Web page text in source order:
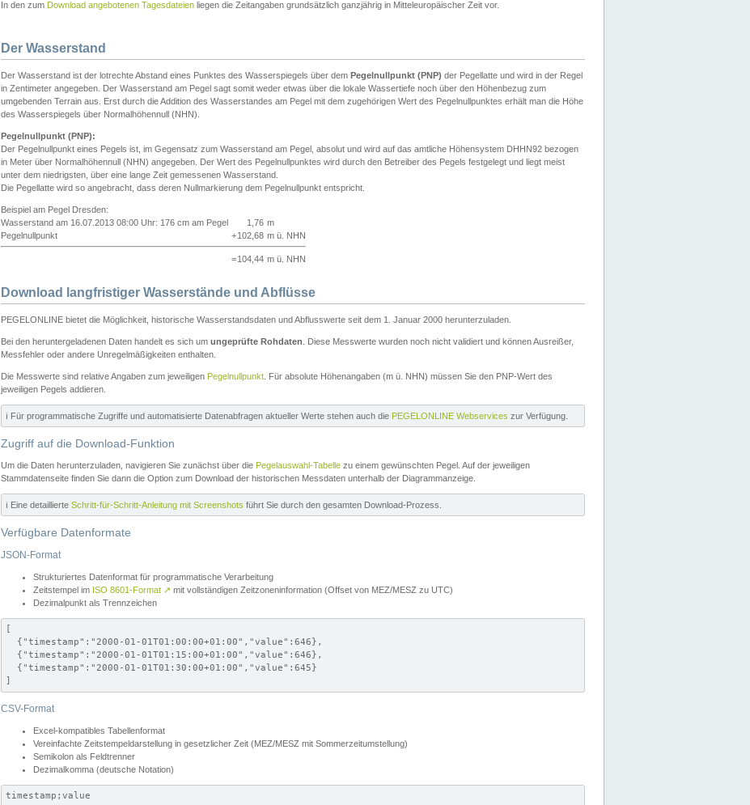
In den zum Download angebotenen Tagesdateien liegen die Zeitangaben grundsätzlich ganzjährig in Mitteleuropäischer Zeit vor.
Der Wasserstand
Der Wasserstand ist der lotrechte Abstand eines Punktes des Wasserspiegels über dem Pegelnullpunkt (PNP) der Pegellatte und wird in der Regel
in Zentimeter angegeben. Der Wasserstand am Pegel sagt somit weder etwas über die lokale Wassertiefe noch über den Höhenbezug zum
umgebenden Terrain aus. Erst durch die Addition des Wasserstandes am Pegel mit dem zugehörigen Wert des Pegelnullpunktes erhält man die Höhe
des Wasserspiegels über Normalhöhennull (NHN).
Pegelnullpunkt (PNP):
Der Pegelnullpunkt eines Pegels ist, im Gegensatz zum Wasserstand am Pegel, absolut und wird auf das amtliche Höhensystem DHHN92 bezogen
in Meter über Normalhöhennull (NHN) angegeben. Der Wert des Pegelnullpunktes wird durch den Betreiber des Pegels festgelegt und liegt meist
unter dem niedrigsten, über eine lange Zeit gemessenen Wasserstand.
Die Pegellatte wird so angebracht, dass deren Nullmarkierung dem Pegelnullpunkt entspricht.
Beispiel am Pegel Dresden:
Wasserstand am 16.07.2013 08:00 Uhr: 176 cm am Pegel
1,76 m
Pegelnullpunkt
+102,68 m ü. NHN
=104,44 m ü. NHN
Download langfristiger Wasserstände und Abflüsse
PEGELONLINE bietet die Möglichkeit, historische Wasserstandsdaten und Abflusswerte seit dem 1. Januar 2000 herunterzuladen.
Bei den heruntergeladenen Daten handelt es sich um ungeprüfte Rohdaten . Diese Messwerte wurden noch nicht validiert und können Ausreißer,
Messfehler oder andere Unregelmäßigkeiten enthalten.
Die Messwerte sind relative Angaben zum jeweiligen Pegelnullpunkt . Für absolute Höhenangaben (m ü. NHN) müssen Sie den PNP-Wert des
jeweiligen Pegels addieren.
ℹ️ Für programmatische Zugriffe und automatisierte Datenabfragen aktueller Werte stehen auch die PEGELONLINE Webservices zur Verfügung.
Zugriff auf die Download-Funktion
Um die Daten herunterzuladen, navigieren Sie zunächst über die Pegelauswahl-Tabelle zu einem gewünschten Pegel. Auf der jeweiligen
Stammdatenseite finden Sie dann die Option zum Download der historischen Messdaten unterhalb der Diagrammanzeige.
ℹ️ Eine detaillierte Schritt-für-Schritt-Anleitung mit Screenshots führt Sie durch den gesamten Download-Prozess.
Verfügbare Datenformate
JSON-Format
Strukturiertes Datenformat für programmatische Verarbeitung
Zeitstempel im ISO 8601-Format ↗ mit vollständigen Zeitzoneninformation (Offset von MEZ/MESZ zu UTC)
Dezimalpunkt als Trennzeichen
[
  {"timestamp":"2000-01-01T01:00:00+01:00","value":646},
  {"timestamp":"2000-01-01T01:15:00+01:00","value":646},
  {"timestamp":"2000-01-01T01:30:00+01:00","value":645}
]
CSV-Format
Excel-kompatibles Tabellenformat
Vereinfachte Zeitstempeldarstellung in gesetzlicher Zeit (MEZ/MESZ mit Sommerzeitumstellung)
Semikolon als Feldtrenner
Dezimalkomma (deutsche Notation)
timestamp;value